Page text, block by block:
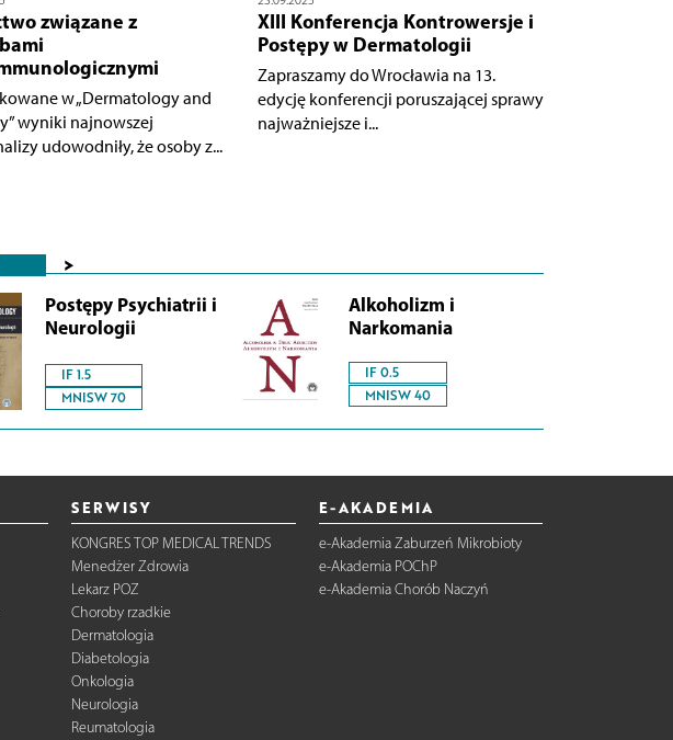
związane z
w „Dermatology and
wyniki najnowszej
udowodniły, że osoby z...
XIII Konferencja Kontrowersje i
Postępy w Dermatologii
Zapraszamy do Wrocławia na 13.
edycję konferencji poruszającej sprawy
najważniejsze i...
>
Postępy Psychiatrii i
Neurologii
IF 1.5
MNISW 70
Alkoholizm i
Narkomania
IF 0.5
MNISW 40
SERWISY
KONGRES TOP MEDICAL TRENDS
Menedżer Zdrowia
Lekarz POZ
Choroby rzadkie
Dermatologia
Diabetologia
Onkologia
Neurologia
Reumatologia
E-AKADEMIA
e-Akademia Zaburzeń Mikrobioty
e-Akademia POChP
e-Akademia Chorób Naczyń